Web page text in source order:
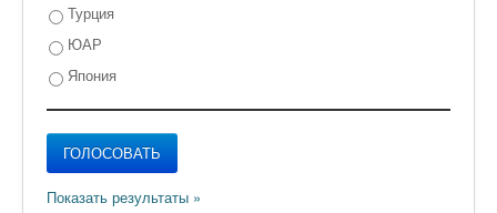
Турция
ЮАР
Япония